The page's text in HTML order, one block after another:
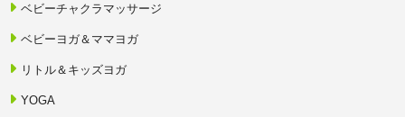
ベビーチャクラマッサージ
ベビーヨガ＆ママヨガ
リトル＆キッズヨガ
YOGA